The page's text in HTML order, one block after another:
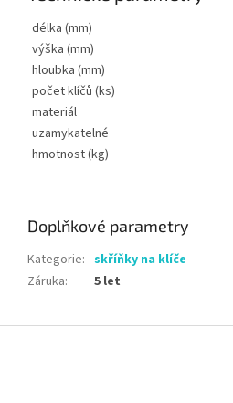
délka (mm)
výška (mm)
hloubka (mm)
počet klíčů (ks)
materiál
uzamykatelné
hmotnost (kg)
Doplňkové parametry
Kategorie: skříňky na klíče
Záruka: 5 let